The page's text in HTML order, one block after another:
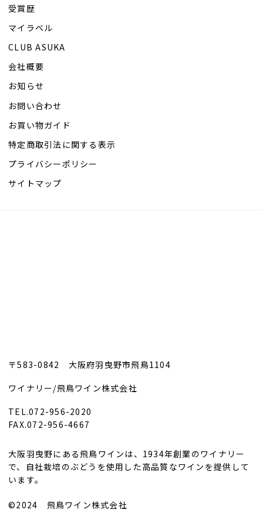
受賞歴
マイラベル
CLUB ASUKA
会社概要
お知らせ
お問い合わせ
お買い物ガイド
特定商取引法に関する表示
プライバシーポリシー
サイトマップ
〒583-0842 大阪府羽曳野市飛鳥1104
ワイナリー/飛鳥ワイン株式会社
TEL.072-956-2020
FAX.072-956-4667
大阪羽曳野にある飛鳥ワインは、1934年創業のワイナリー
で、自社栽培のぶどうを使用した高品質なワインを提供して
います。
©2024 飛鳥ワイン株式会社